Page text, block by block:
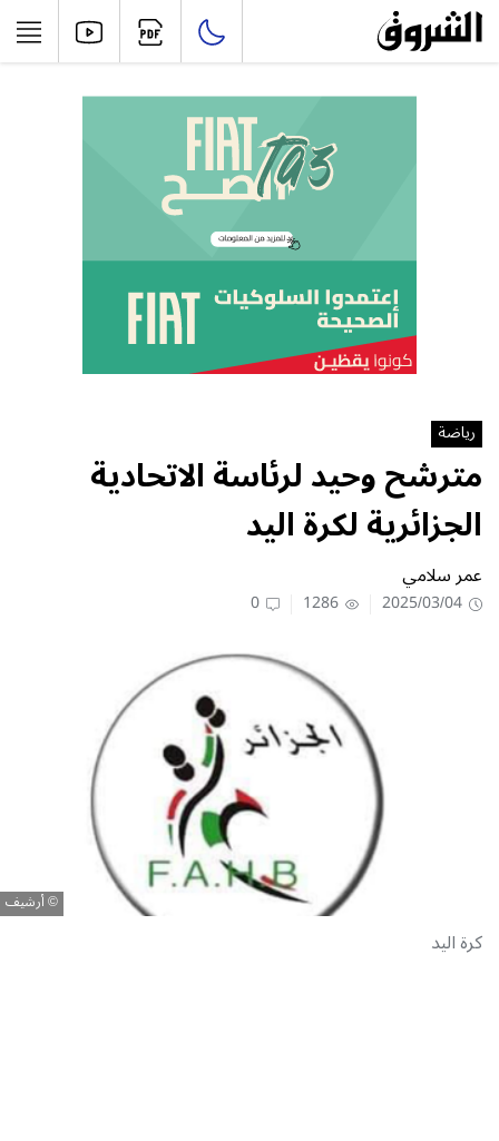
رياضة
مترشح وحيد لرئاسة الاتحادية
الجزائرية لكرة اليد
عمر سلامي
2025/03/04
1286
0
أرشيف
كرة اليد